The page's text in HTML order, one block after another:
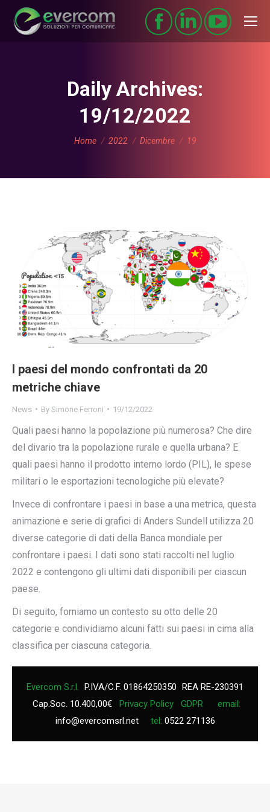
Daily Archives:
19/12/2022
You are here:
Home 2022 Dicembre 19
I paesi del mondo confrontati da 20
metriche chiave
News By Simone Ferroni 19/12/2022
Quali paesi hanno la popolazione più numerosa? Che dire
del divario tra la popolazione rurale e quella urbana? E
quali paesi hanno il prodotto interno lordo (PIL), le spese
militari o le esportazioni tecnologiche più elevate?
Invece di confrontare i paesi in base a una metrica, questa
animazione e serie di grafici di Anders Sundell utilizza 20
diverse categorie di dati della Banca mondiale per
confrontare i paesi. I dati sono stati raccolti nel luglio
2022 e contengono gli ultimi dati disponibili per ciascun
paese.
Di seguito, forniamo un contesto su otto delle 20
categorie e condividiamo alcuni fatti sui paesi in cima alla
classifica per ciascuna categoria.
Evercom S.r.l. P.IVA/C.F. 01864250350 REA RE-230391
Cap.Soc. 10.400,00€
Privacy Policy GDPR
email:
info@evercomsrl.net
tel: 0522 271136